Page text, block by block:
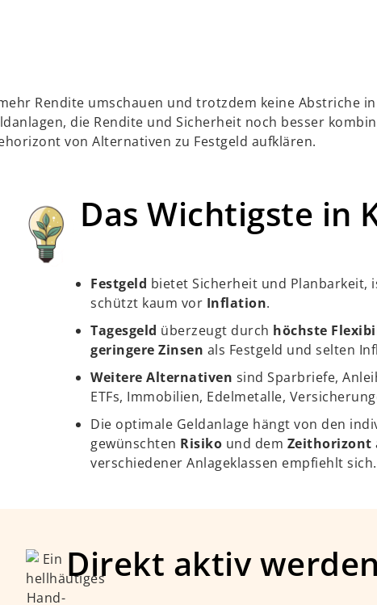
Rendite umschauen und trotzdem keine Abstriche
die Rendite und Sicherheit noch besser
von Alternativen zu Festgeld aufklären.
Das Wichtigste in
Festgeld bietet Sicherheit und Planbarkeit,
schützt kaum vor Inflation.
Tagesgeld überzeugt durch höchste
geringere Zinsen als Festgeld und selten
Weitere Alternativen sind Sparbriefe,
ETFs, Immobilien, Edelmetalle,
Die optimale Geldanlage hängt von den
gewünschten Risiko und dem Zeithorizont
verschiedener Anlageklassen empfiehlt sich.
Direkt aktiv werden